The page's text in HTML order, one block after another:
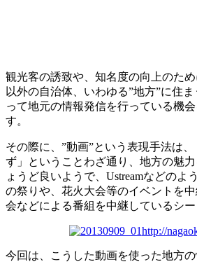
観光客の誘致や、知名度の向上のた
以外の自治体、いわゆる”地方”に住
って地元の情報発信を行っている機
す。
その際に、”動画”という表現手法は
ず」ということわざ通り、地方の魅
ょうど良いようで、Ustreamなどのよ
の祭りや、花火大会等のイベントを
会などによる番組を中継しているシー
http://
今回は、こうした動画を使った地方